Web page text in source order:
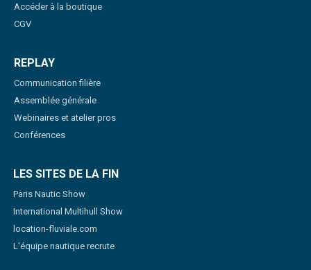
Accéder à la boutique
CGV
REPLAY
Communication filière
Assemblée générale
Webinaires et atelier pros
Conférences
LES SITES DE LA FIN
Paris Nautic Show
International Multihull Show
location-fluviale.com
L'équipe nautique recrute